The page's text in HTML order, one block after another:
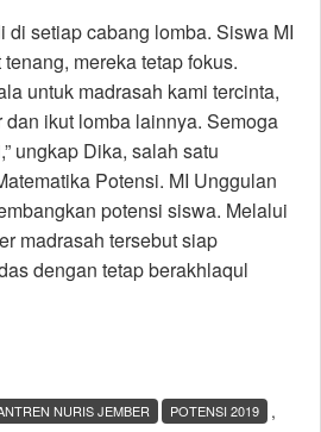
di setiap cabang lomba. Siswa MI
mereka tetap fokus.
untuk madrasah kami tercinta,
ikut lomba lainnya. Semoga
ungkap Dika, salah satu
Potensi. MI Unggulan
potensi siswa. Melalui
madrasah tersebut siap
dengan tetap berakhlaqul
,
NURIS JEMBER POTENSI 2019